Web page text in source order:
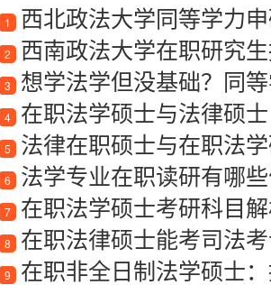
1 西北政法大学同等学力
2 西南政法大学在职研究
3 想学法学但没基础？同等
4 在职法学硕士与法律硕士
5 法律在职硕士与在职法
6 法学专业在职读研有哪
7 在职法学硕士考研科目
8 在职法律硕士能考司法
9 在职非全日制法学硕士：